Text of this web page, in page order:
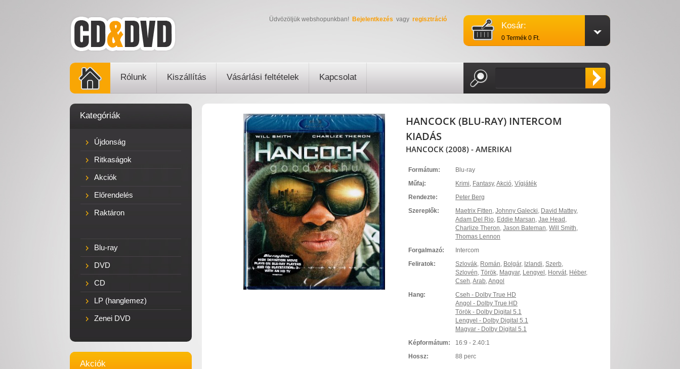
Kosár:
0 Termék 0 Ft.
Üdvözöljük webshopunkban! Bejelentkezés vagy regisztráció
Rólunk Kiszállítás Vásárlási feltételek Kapcsolat
Kategóriák
Újdonság
Ritkaságok
Akciók
Előrendelés
Raktáron
Blu-ray
DVD
CD
LP (hanglemez)
Zenei DVD
Akciók
HANCOCK (BLU-RAY) INTERCOM
KIADÁS
HANCOCK (2008) - AMERIKAI
Formátum:
Blu-ray
Műfaj:
Krimi, Fantasy,Akció, Vígjáték
Rendezte:
Peter Berg
Szereplők:
Maetrix Fitten, Johnny Galecki, David Mattey,
Adam Del Rio, Eddie Marsan, Jae Head ,
Charlize Theron, Jason Bateman, Will Smith,
Thomas Lennon
Forgalmazó:
Intercom
Feliratok:
Szlovák, Román, Bolgár, Izlandi, Szerb,
Szlovén, Török, Magyar, Lengyel , Horvát, Héber,
Cseh,Arab,Angol
Hang:
Cseh - Dolby True HD
Angol - Dolby True HD
Török - Dolby Digital 5.1
Lengyel - Dolby Digital 5.1
Magyar - Dolby Digital 5.1
Képformátum:
16:9 - 2.40:1
Hossz:
88 perc